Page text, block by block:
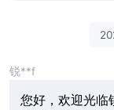
锐**f
您好，欢迎光临